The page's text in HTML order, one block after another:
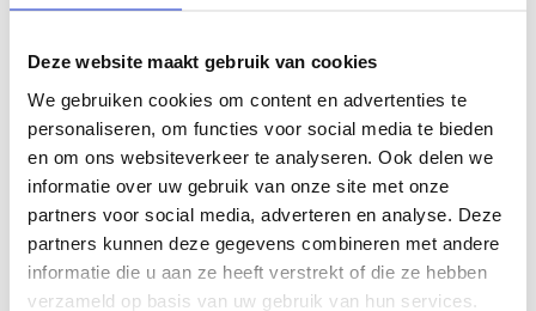
Deze website maakt gebruik van cookies
We gebruiken cookies om content en advertenties te
personaliseren, om functies voor social media te bieden
en om ons websiteverkeer te analyseren. Ook delen we
informatie over uw gebruik van onze site met onze
partners voor social media, adverteren en analyse. Deze
partners kunnen deze gegevens combineren met andere
informatie die u aan ze heeft verstrekt of die ze hebben
verzameld op basis van uw gebruik van hun services.
Implicaties voor het onderwijs
De resultaten van het onderzoek suggereren dat
scholen hun benadering zouden moeten verbreden.
Om niet alleen cognitieve vaardigheden, maar ook
doorzettingsvermogen te ontwikkelen. Dit vraagt
om een gerichte inzet van zowel leraren als ouders.
Doorzettingsvermogen bevorderen kan op lange